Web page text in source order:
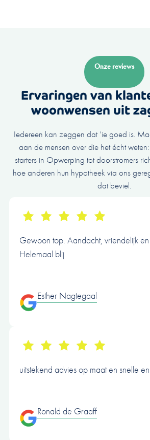
Onze reviews
Ervaringen van
woonwensen uit
Iedereen kan zeggen dat ’ie goed is.
aan de mensen over die het écht
starters in Opwerping tot doorstromers
hoe anderen hun hypotheek via ons
dat beviel.
Gewoon top. Aandacht, vriendelijk
Helemaal blij
Esther Nagtegaal
uitstekend advies op maat en snelle
Ronald de Graaff